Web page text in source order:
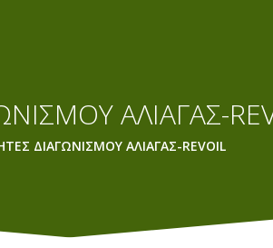
ΑΛΙΑΓΑΣ-
ΔΙΑΓΩΝΙΣΜΟΥ ΑΛΙΑΓΑΣ-REVOIL